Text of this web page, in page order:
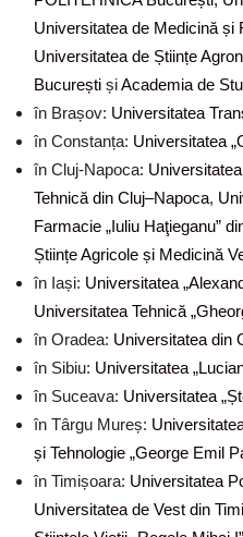
Universitatea de Medicină și
Universitatea de Științe
București șiAcademia de
în Brașov: Universitatea
în Constanța: Universitatea
în Cluj-Napoca:
Tehnică din Cluj–Napoca,
Farmacie „Iuliu Haţieganu”
Științe Agricole și Medicină
în Iași: Universitatea
Universitatea Tehnică
în Oradea: Universitatea din
în Sibiu: Universitatea
în Suceava: Universitatea
în Târgu Mureș:
și Tehnologie „George Emil
în Timișoara: Universitatea
Universitatea de Vest din